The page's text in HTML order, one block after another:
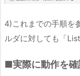
4)これまでの手順を
ルダに対しても「
■実際に動作を確